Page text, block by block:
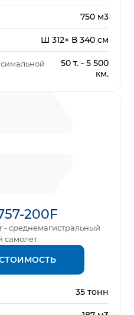
750 м3
Ш 312× В 340 см
50 т. - 5 500
км.
200F
- среднемагистральный
самолет
35 тонн